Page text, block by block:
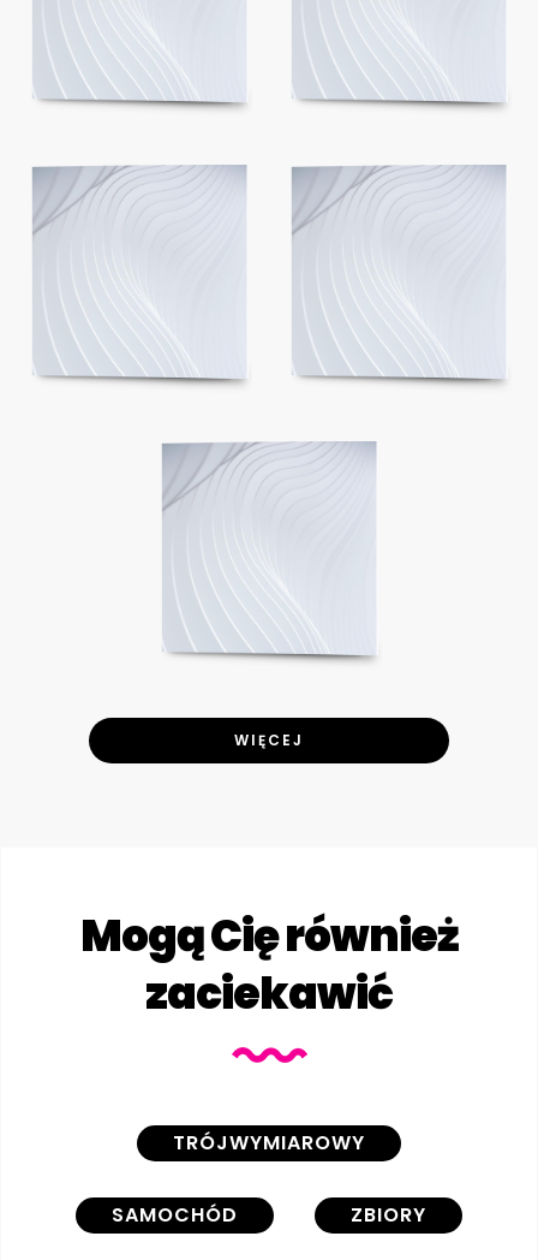
WIĘCEJ
Mogą Cię również
zaciekawić
TRÓJWYMIAROWY
SAMOCHÓD ZBIORY